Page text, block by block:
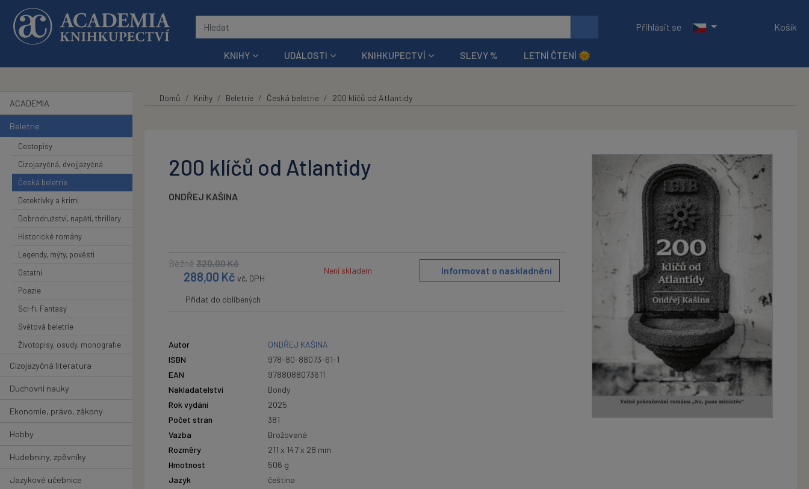
Přeskočit na hlavní obsah
Přihlásit se
Košík
KNIHY UDÁLOSTI KNIHKUPECTVÍ SLEVY % LETNÍ ČTENÍ 🌞
ACADEMIA
Beletrie
Cestopisy
Cizojazyčná, dvojjazyčná
Česká beletrie
Detektivky a krimi
Dobrodružství, napětí, thrillery
Historické romány
Legendy, mýty, pověsti
Ostatní
Poezie
Sci-fi, Fantasy
Světová beletrie
Životopisy, osudy, monografie
Cizojazyčná literatura
Duchovní nauky
Ekonomie, právo, zákony
Hobby
Hudebniny, zpěvníky
Jazykové učebnice
Domů Knihy Beletrie Česká beletrie 200 klíčů od Atlantidy
200 klíčů od Atlantidy
ONDŘEJ KAŠINA
Běžně 320,00Kč
288,00 Kč vč. DPH
Není skladem Informovat o naskladnění
Přidat do oblíbených
Autor
ONDŘEJ KAŠINA
ISBN
978-80-88073-61-1
EAN
9788088073611
Nakladatelství
Bondy
Rok vydání
2025
Počet stran
381
Vazba
Brožovaná
Rozměry
211 x 147 x 28 mm
Hmotnost
506 g
Jazyk
čeština